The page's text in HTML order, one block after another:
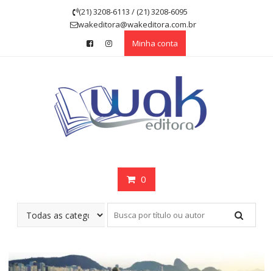
(21) 3208-6113 / (21) 3208-6095
wakeditora@wakeditora.com.br
Minha conta
0